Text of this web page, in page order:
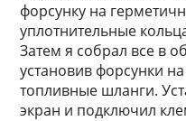
форсунку на
уплотнительные
Затем я собрал все в
установив форсунки
топливные шланги.
экран и подключил